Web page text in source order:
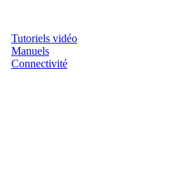
Tutoriels vidéo
Manuels
Connectivité